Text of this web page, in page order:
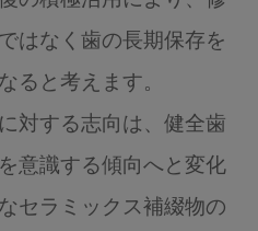
はなく歯の長期保存を
ると考えます。
対する志向は、健全歯
意識する傾向へと変化
セラミックス補綴物の